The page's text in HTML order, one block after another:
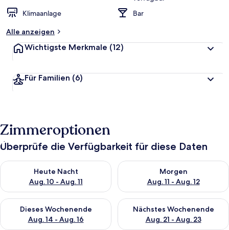
Klimaanlage
Bar
Alle anzeigen
Wichtigste Merkmale (12)
Für Familien (6)
Zimmeroptionen
Überprüfe die Verfügbarkeit für diese Daten
Heute Nacht
Aug. 10 - Aug. 11
Überprüfe die Verfügbarkeit für heute Nacht, Aug. 10 - Aug.
Morgen
Aug. 11 - Aug. 12
Überprüfe die Verfügbarkeit
Dieses Wochenende
Aug. 14 - Aug. 16
Überprüfe die Verfügbarkeit für dieses Wochenende, Aug. 14
Nächstes Wochenende
Aug. 21 - Aug. 23
Überprüfe die Verfügbarkeit